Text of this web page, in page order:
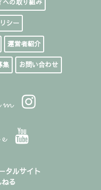
への取り組み
シー
運営者紹介
集 お問い合わせ
タルサイト
る